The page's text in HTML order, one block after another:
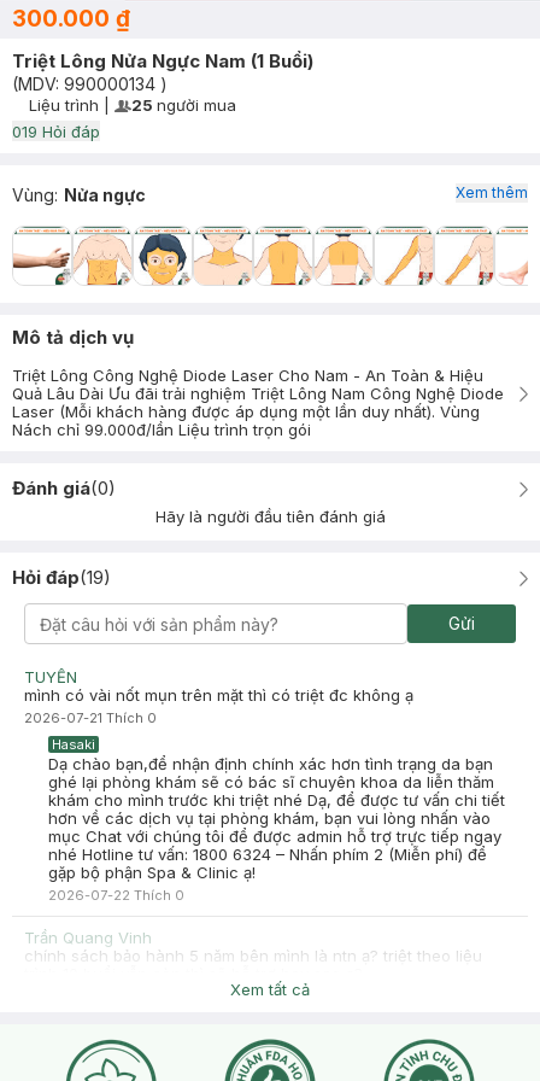
300.000 ₫
Triệt Lông Nửa Ngực Nam (1 Buổi)
(MDV: 990000134 )
Timer Gray Icon
Liệu trình User Product Icon
25 người mua
019 Hỏi đáp
Vùng: Nửa ngực Xem thêm
Mô tả dịch vụ
Triệt Lông Công Nghệ Diode Laser Cho Nam - An Toàn & Hiệu
Quả Lâu Dài Ưu đãi trải nghiệm Triệt Lông Nam Công Nghệ Diode
Laser (Mỗi khách hàng được áp dụng một lần duy nhất). Vùng
Nách chỉ 99.000đ/lần Liệu trình trọn gói
Đánh giá(0)
Hãy là người đầu tiên đánh giá
Hỏi đáp(19)
Gửi
TUYỀN
mình có vài nốt mụn trên mặt thì có triệt đc không ạ
2026-07-21 Thích 0
Hasaki
Dạ chào bạn,để nhận định chính xác hơn tình trạng da bạn
ghé lại phòng khám sẽ có bác sĩ chuyên khoa da liễn thăm
khám cho mình trước khi triệt nhé Dạ, để được tư vấn chi tiết
hơn về các dịch vụ tại phòng khám, bạn vui lòng nhấn vào
mục Chat với chúng tôi để được admin hỗ trợ trực tiếp ngay
nhé Hotline tư vấn: 1800 6324 – Nhấn phím 2 (Miễn phí) để
gặp bộ phận Spa & Clinic ạ!
2026-07-22 Thích 0
Trần Quang Vinh
chính sách bảo hành 5 năm bên mình là ntn ạ? triệt theo liệu
Dạ, gói bảo hành 5 năm nghĩa là sau khi anh/chị hoàn tất đủ
8 buổi liệu trình triệt nách, nếu lông vẫn mọc trở lại thì bên
Xem tất cả